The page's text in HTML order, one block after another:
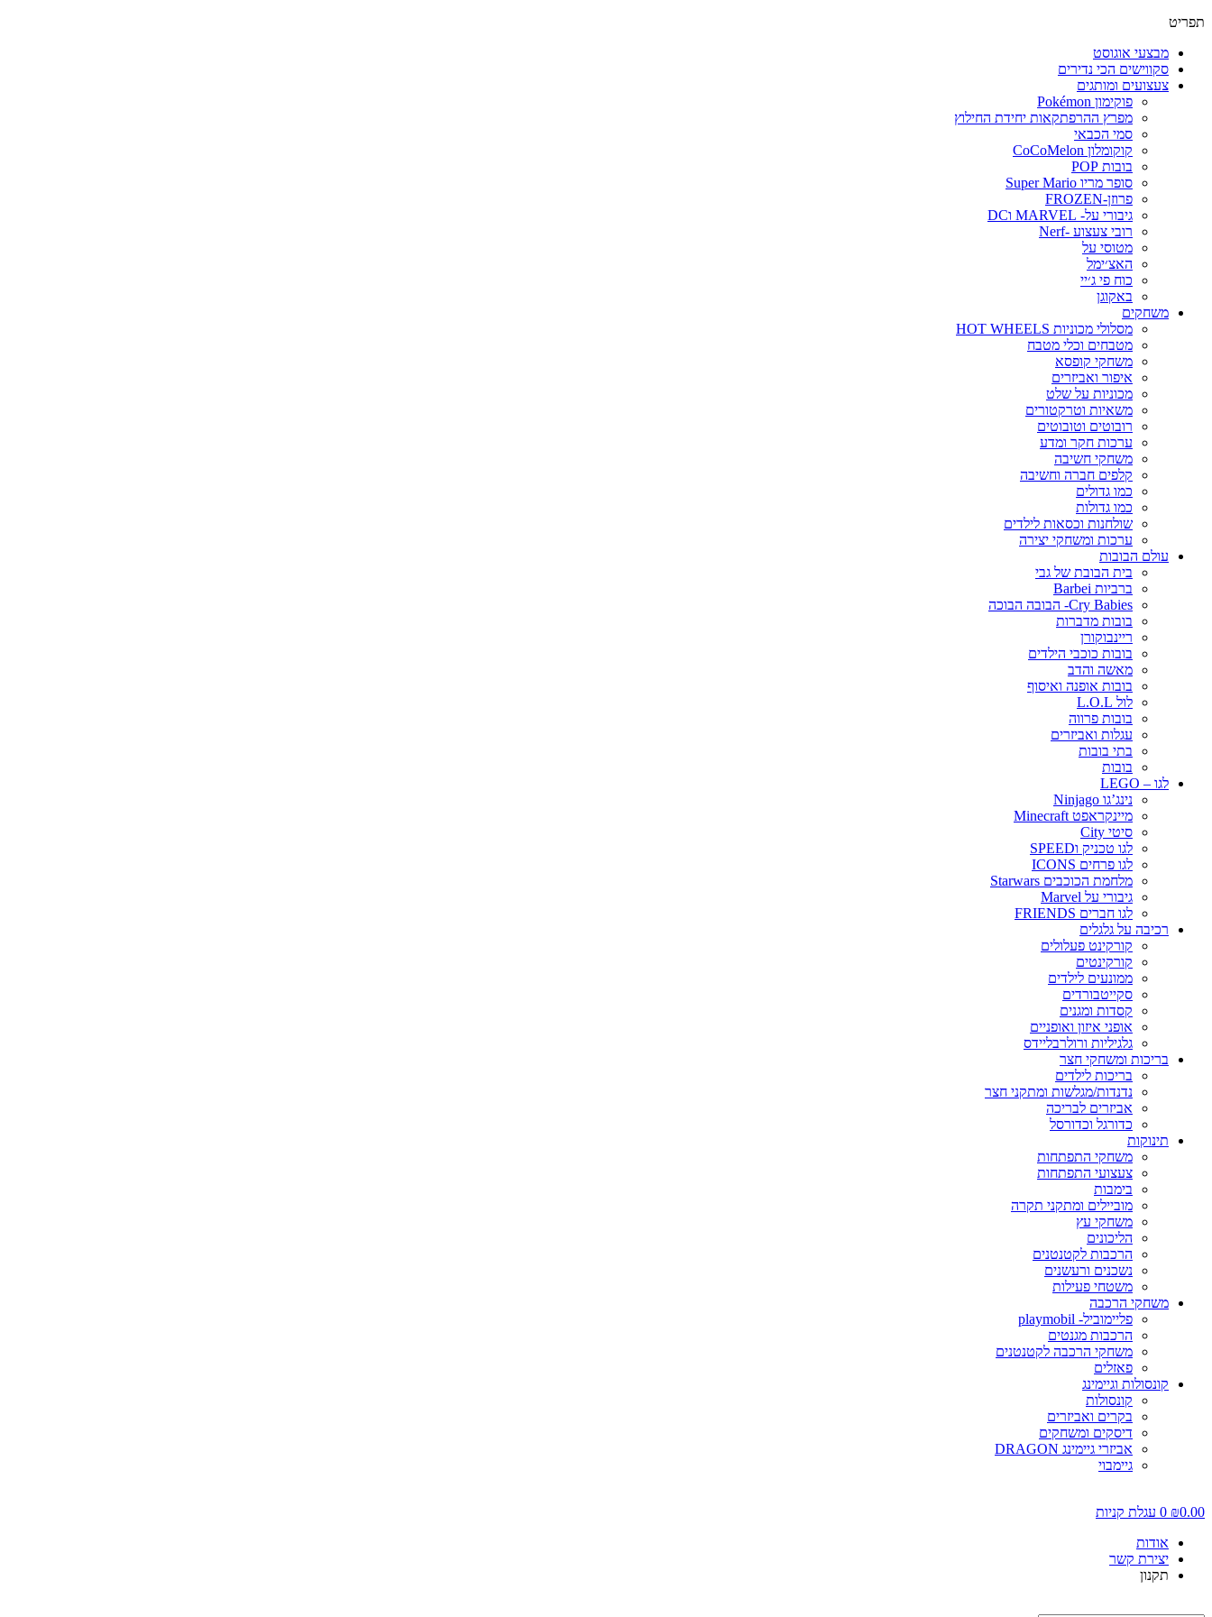
תפריט
מבצעי אוגוסט
סקווישים הכי נדירים
צעצועים ומותגים
פוקימון Pokémon
מפרץ ההרפתקאות יחידת החילוץ
סמי הכבאי
קוקומלון CoCoMelon
בובות POP
סופר מריו Super Mario
פרוזן-FROZEN
גיבורי על- MARVEL וDC
רובי צעצוע -Nerf
מטוסי על
האצ׳ימל
כוח פי ג׳יי
באקוגן
משחקים
מסלולי מכוניות HOT WHEELS
מטבחים וכלי מטבח
משחקי קופסא
איפור ואביזרים
מכוניות על שלט
משאיות וטרקטורים
רובוטים וטובוטים
ערכות חקר ומדע
משחקי חשיבה
קלפים חברה וחשיבה
כמו גדולים
כמו גדולות
שולחנות וכסאות לילדים
ערכות ומשחקי יצירה
עולם הבובות
בית הבובת של גבי
ברביות Barbei
Cry Babies- הבובה הבוכה
בובות מדברות
ריינבוקורן
בובות כוכבי הילדים
מאשה והדב
בובות אופנה ואיסוף
לול L.O.L
בובות פרווה
עגלות ואביזרים
בתי בובות
בובות
לגו – LEGO
נינג’גו Ninjago
מיינקראפט Minecraft
סיטי City
לגו טכניק וSPEED
לגו פרחים ICONS
מלחמת הכוכבים Starwars
גיבורי על Marvel
לגו חברים FRIENDS
רכיבה על גלגלים
קורקינט פעלולים
קורקינטים
ממונעים לילדים
סקייטבורדים
קסדות ומגנים
אופני איזון ואופניים
גלגיליות ורולרבליידס
בריכות ומשחקי חצר
בריכות לילדים
נדנדות/מגלשות ומתקני חצר
אביזרים לבריכה
כדורגל וכדורסל
תינוקות
משחקי התפתחות
צעצועי התפתחות
בימבות
מוביילים ומתקני תקרה
משחקי עץ
הליכונים
הרכבות לקטנטנים
נשכנים ורעשנים
משטחי פעילות
משחקי הרכבה
פליימוביל- playmobil
הרכבות מגנטים
משחקי הרכבה לקטנטנים
פאזלים
קונסולות וגיימינג
קונסולות
בקרים ואביזרים
דיסקים ומשחקים
אביזרי גיימינג DRAGON
גיימבוי
₪0.00
0 עגלת קניות
אודות
יצירת קשר
תקנון